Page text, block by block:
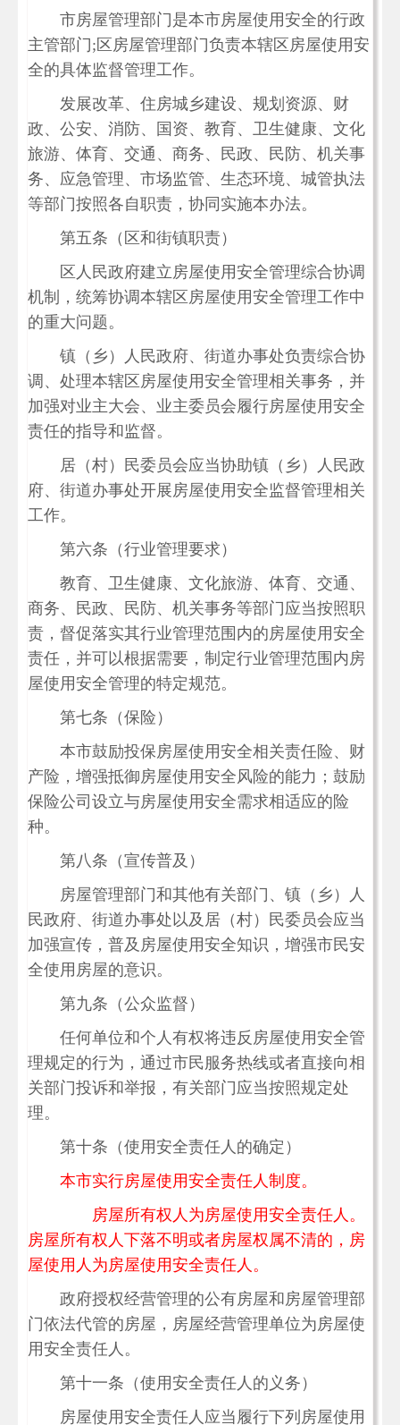
市房屋管理部门是本市房屋使用安全的行政
主管部门;区房屋管理部门负责本辖区房屋使用安
全的具体监督管理工作。
发展改革、住房城乡建设、规划资源、财
政、公安、消防、国资、教育、卫生健康、文化
旅游、体育、交通、商务、民政、民防、机关事
务、应急管理、市场监管、生态环境、城管执法
等部门按照各自职责，协同实施本办法。
第五条（区和街镇职责）
区人民政府建立房屋使用安全管理综合协调
机制，统筹协调本辖区房屋使用安全管理工作中
的重大问题。
镇（乡）人民政府、街道办事处负责综合协
调、处理本辖区房屋使用安全管理相关事务，并
加强对业主大会、业主委员会履行房屋使用安全
责任的指导和监督。
居（村）民委员会应当协助镇（乡）人民政
府、街道办事处开展房屋使用安全监督管理相关
工作。
第六条（行业管理要求）
教育、卫生健康、文化旅游、体育、交通、
商务、民政、民防、机关事务等部门应当按照职
责，督促落实其行业管理范围内的房屋使用安全
责任，并可以根据需要，制定行业管理范围内房
屋使用安全管理的特定规范。
第七条（保险）
本市鼓励投保房屋使用安全相关责任险、财
产险，增强抵御房屋使用安全风险的能力；鼓励
保险公司设立与房屋使用安全需求相适应的险
种。
第八条（宣传普及）
房屋管理部门和其他有关部门、镇（乡）人
民政府、街道办事处以及居（村）民委员会应当
加强宣传，普及房屋使用安全知识，增强市民安
全使用房屋的意识。
第九条（公众监督）
任何单位和个人有权将违反房屋使用安全管
理规定的行为，通过市民服务热线或者直接向相
关部门投诉和举报，有关部门应当按照规定处
理。
第十条（使用安全责任人的确定）
本市实行房屋使用安全责任人制度。
房屋所有权人为房屋使用安全责任人。
房屋所有权人下落不明或者房屋权属不清的，房
屋使用人为房屋使用安全责任人。
政府授权经营管理的公有房屋和房屋管理部
门依法代管的房屋，房屋经营管理单位为房屋使
用安全责任人。
第十一条（使用安全责任人的义务）
房屋使用安全责任人应当履行下列房屋使用